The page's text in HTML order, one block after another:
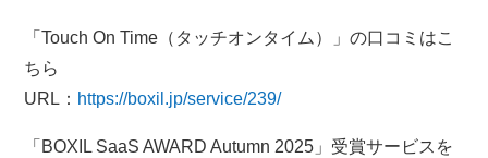
「Touch On Time（タッチオンタイム）」の口コミはこ
ちら
URL： https://boxil.jp/service/239/
「BOXIL SaaS AWARD Autumn 2025」受賞サービスを